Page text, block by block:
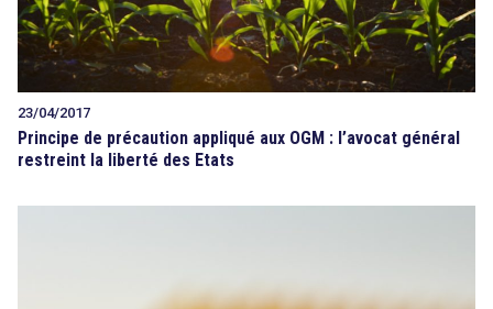
23/04/2017
Principe de précaution appliqué aux OGM : l’avocat général
restreint la liberté des Etats